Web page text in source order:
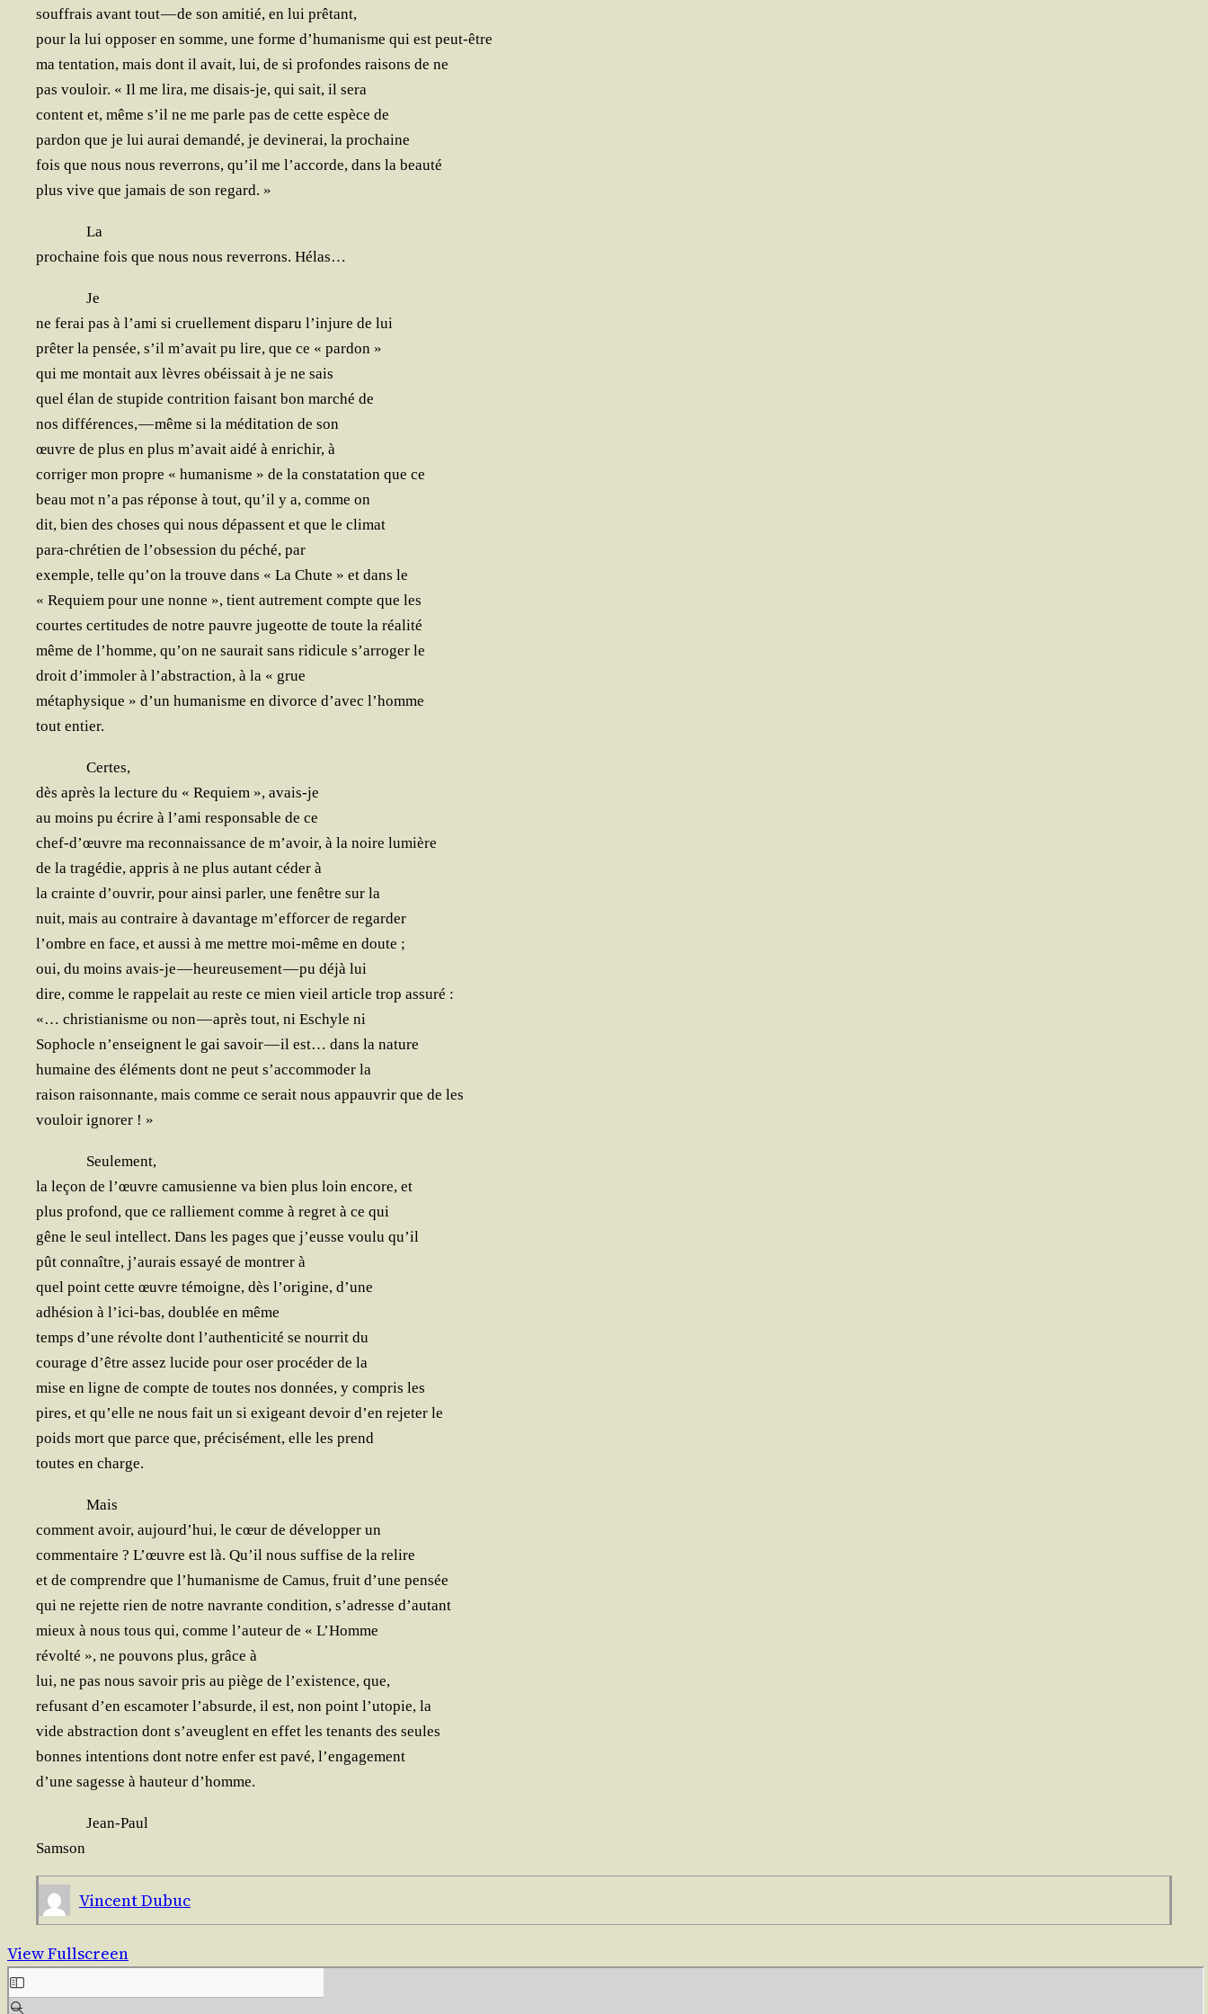
souf­frais avant tout — de son ami­tié, en lui prêtant,
pour la lui oppo­ser en somme, une forme d’hu­ma­nisme qui est peut-être
ma ten­ta­tion, mais dont il avait, lui, de si pro­fondes rai­sons de ne
pas vou­loir. « Il me lira, me disais-je, qui sait, il sera
content et, même s’il ne me parle pas de cette espèce de
par­don que je lui aurai deman­dé, je devi­ne­rai, la prochaine
fois que nous nous rever­rons, qu’il me l’ac­corde, dans la beauté
plus vive que jamais de son regard. »
La
pro­chaine fois que nous nous rever­rons. Hélas…
Je
ne ferai pas à l’a­mi si cruel­le­ment dis­pa­ru l’in­jure de lui
prê­ter la pen­sée, s’il m’a­vait pu lire, que ce « pardon »
qui me mon­tait aux lèvres obéis­sait à je ne sais
quel élan de stu­pide contri­tion fai­sant bon mar­ché de
nos dif­fé­rences, — même si la médi­ta­tion de son
œuvre de plus en plus m’a­vait aidé à enri­chir, à
cor­ri­ger mon propre « huma­nisme » de la consta­ta­tion que ce
beau mot n’a pas réponse à tout, qu’il y a, comme on
dit, bien des choses qui nous dépassent et que le climat
para-chré­tien de l’ob­ses­sion du péché, par
exemple, telle qu’on la trouve dans « La Chute » et dans le
« Requiem pour une nonne », tient autre­ment compte que les
courtes cer­ti­tudes de notre pauvre jugeotte de toute la réalité
même de l’homme, qu’on ne sau­rait sans ridi­cule s’ar­ro­ger le
droit d’im­mo­ler à l’abs­trac­tion, à la « grue
méta­phy­sique » d’un huma­nisme en divorce d’a­vec l’homme
tout entier.
Certes,
dès après la lec­ture du « Requiem », avais-je
au moins pu écrire à l’a­mi res­pon­sable de ce
chef-d’œuvre ma recon­nais­sance de m’a­voir, à la noire lumière
de la tra­gé­die, appris à ne plus autant céder à
la crainte d’ou­vrir, pour ain­si par­ler, une fenêtre sur la
nuit, mais au contraire à davan­tage m’ef­for­cer de regarder
l’ombre en face, et aus­si à me mettre moi-même en doute ;
oui, du moins avais-je — heu­reu­se­ment — pu déjà lui
dire, comme le rap­pe­lait au reste ce mien vieil article trop assuré :
«… chris­tia­nisme ou non — après tout, ni Eschyle ni
Sophocle n’en­seignent le gai savoir — il est… dans la nature
humaine des élé­ments dont ne peut s’ac­com­mo­der la
rai­son rai­son­nante, mais comme ce serait nous appau­vrir que de les
vou­loir ignorer ! »
Seule­ment,
la leçon de l’œuvre camu­sienne va bien plus loin encore, et
plus pro­fond, que ce ral­lie­ment comme à regret à ce qui
gêne le seul intel­lect. Dans les pages que j’eusse vou­lu qu’il
pût connaître, j’au­rais essayé de mon­trer à
quel point cette œuvre témoigne, dès l’o­ri­gine, d’une
adhé­sion à l’i­ci-bas, dou­blée en même
temps d’une révolte dont l’au­then­ti­ci­té se nour­rit du
cou­rage d’être assez lucide pour oser pro­cé­der de la
mise en ligne de compte de toutes nos don­nées, y com­pris les
pires, et qu’elle ne nous fait un si exi­geant devoir d’en reje­ter le
poids mort que parce que, pré­ci­sé­ment, elle les prend
toutes en charge.
Mais
com­ment avoir, aujourd’­hui, le cœur de déve­lop­per un
com­men­taire ? L’œuvre est là. Qu’il nous suf­fise de la relire
et de com­prendre que l’hu­ma­nisme de Camus, fruit d’une pensée
qui ne rejette rien de notre navrante condi­tion, s’a­dresse d’autant
mieux à nous tous qui, comme l’au­teur de « L’Homme
révol­té », ne pou­vons plus, grâce à
lui, ne pas nous savoir pris au piège de l’exis­tence, que,
refu­sant d’en esca­mo­ter l’ab­surde, il est, non point l’u­to­pie, la
vide abs­trac­tion dont s’a­veuglent en effet les tenants des seules
bonnes inten­tions dont notre enfer est pavé, l’engagement
d’une sagesse à hau­teur d’homme.
Jean-Paul
Samson
Vincent Dubuc
View Fullscreen